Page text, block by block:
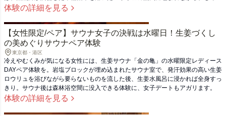
りと心身を整えていきます。熱をまとった体は、清流・五ヶ瀬川の伏流水を使っ
イスに身を委ね、外気浴と満天の星空を堪能できます。医師監修のもと設計され
たサウナは、自律神経の乱れや、なんとなく調子が優れないという方にもおすす
め。都会では味わえない、身体の芯から軽くなるような極上のととのい体験を、
ぜひ大切な人と。自分へのご褒美としても、贈り物としても喜ばれる1泊です。
体験の詳細を見る
【女性限定/ペア】サウナ女子の決戦は水曜日！生姜づくし
の美めぐりサウナペア体験
東京都・港区
冷えやむくみが気になる女性には、生姜サウナ「金の亀」の水曜限定レディース
DAYペア体験を。岩塩ブロックが埋め込まれたサウナ室で、発汗効果の高い生姜
ロウリュを浴びながら要らないものを流した後、生姜水風呂に浸かれば全身すっ
きり。サウナ後は森林浴空間に没入できる体験に、女子デートもアガリます。
体験の詳細を見る